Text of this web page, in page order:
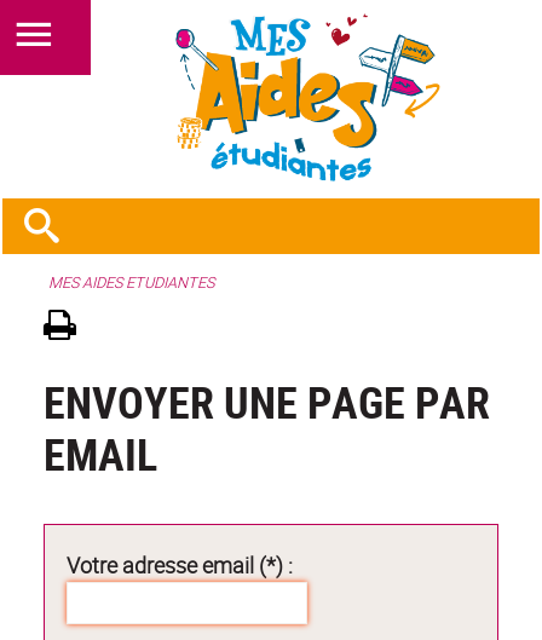
MES AIDES ETUDIANTES
ENVOYER UNE PAGE PAR
EMAIL
Votre adresse email (*) :